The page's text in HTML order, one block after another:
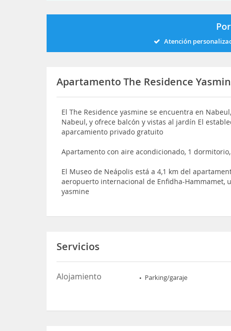
Atención
Apartamento The Residence
El The Residence yasmine se encuentra en
Nabeul, y ofrece balcón y vistas al jardín El
aparcamiento privado gratuito
Apartamento con aire acondicionado, 1
El Museo de Neápolis está a 4,1 km del
aeropuerto internacional de Enfidha-Hammamet,
yasmine
Servicios
Alojamiento Parking/garaje